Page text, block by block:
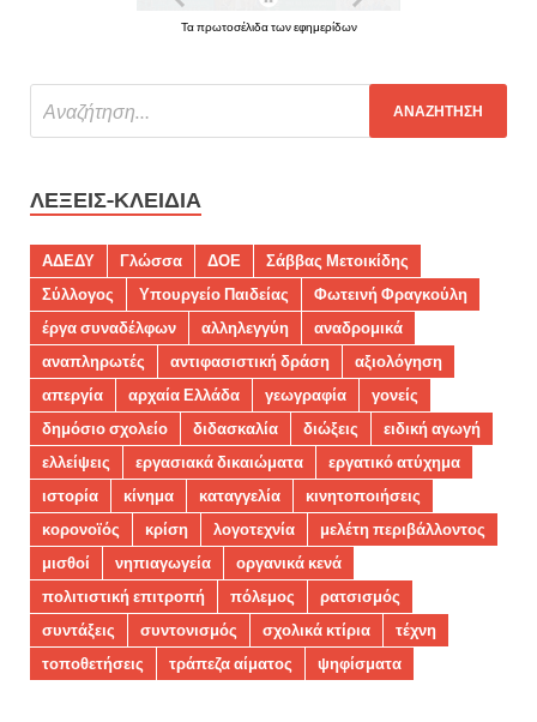
Τα πρωτοσέλιδα των εφημερίδων
ΛΈΞΕΙΣ-ΚΛΕΙΔΙΆ
ΑΔΕΔΥ Γλώσσα ΔΟΕ
Σάββας Μετοικίδης
Σύλλογος
Υπουργείο Παιδείας
Φωτεινή Φραγκούλη
έργα συναδέλφων
αλληλεγγύη
αναδρομικά
αναπληρωτές
αντιφασιστική δράση
αξιολόγηση
απεργία
αρχαία Ελλάδα γεωγραφία
γονείς
δημόσιο σχολείο
διδασκαλία διώξεις
ειδική αγωγή
ελλείψεις
εργασιακά δικαιώματα
εργατικό ατύχημα
ιστορία
κίνημα καταγγελία
κινητοποιήσεις
κορονοϊός
κρίση λογοτεχνία
μελέτη περιβάλλοντος
μισθοί
νηπιαγωγεία
οργανικά κενά
πολιτιστική επιτροπή
πόλεμος
ρατσισμός
συντάξεις
συντονισμός σχολικά κτίρια
τέχνη
τοποθετήσεις
τράπεζα αίματος ψηφίσματα